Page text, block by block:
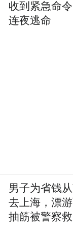
收到紧急命
连夜逃命
男子为省钱
去上海，漂
抽筋被警察救